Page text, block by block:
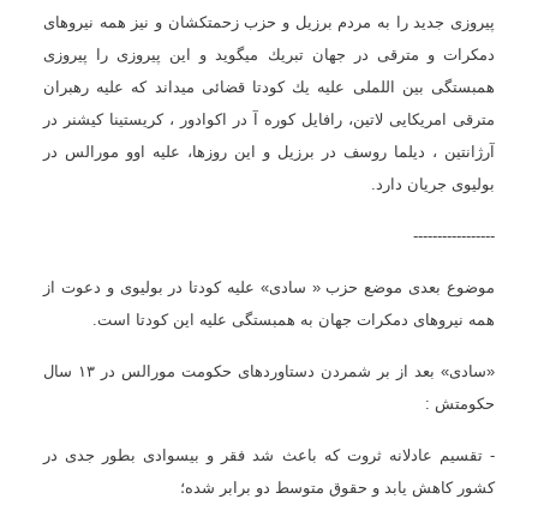
پیروزى جدید را به مردم برزیل و حزب زحمتكشان و نیز همه نیروهای
دمكرات و مترقی در جهان تبریك میگوید و این پیروزى را پیروزى
همبستگى بین اللملى علیه یك كودتا قضائی میداند كه علیه رهبران
مترقى امریكایى لاتین، رافایل كوره آ در اكوادور ، كریستینا كیشنر در
آرژانتین ، دیلما روسف در برزیل و این روزها، علیه اوو مورالس در
بولیوى جریان دارد.
-----------------
موضوع بعدی موضع حزب « سادى» علیه كودتا در بولیوى و دعوت از
همه نیروهاى دمكرات جهان به همبستگى علیه این كودتا است.
«سادى» بعد از بر شمردن دستاوردهاى حكومت مورالس در ١٣ سال
حكومتش :
- تقسیم عادلانه ثروت كه باعث شد فقر و بیسوادى بطور جدى در
كشور كاهش یابد و حقوق متوسط دو برابر شده؛